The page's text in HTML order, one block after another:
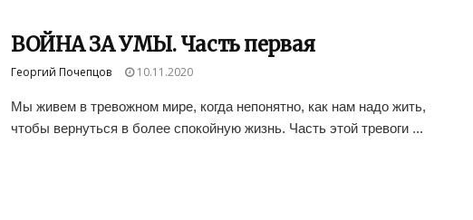
ВОЙНА ЗА УМЫ. Часть первая
Георгий Почепцов 10.11.2020
Мы живем в тревожном мире, когда непонятно, как нам надо жить,
чтобы вернуться в более спокойную жизнь. Часть этой тревоги ...